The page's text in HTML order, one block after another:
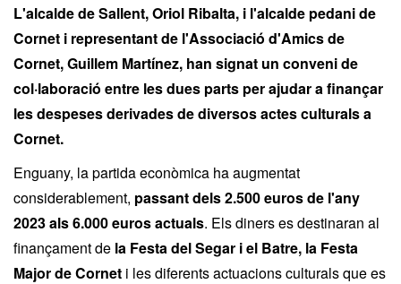
L'alcalde de Sallent, Oriol Ribalta, i l'alcalde pedani de
Cornet i representant de l'Associació d'Amics de
Cornet, Guillem Martínez, han signat un conveni de
col·laboració entre les dues parts per ajudar a finançar
les despeses derivades de diversos actes culturals a
Cornet.
Enguany, la partida econòmica ha augmentat
considerablement, passant dels 2.500 euros de l'any
2023 als6.000 euros actuals. Els diners es destinaran al
finançament de la Festadel Segar i el Batre, la Festa
Major de Cornet i les diferents actuacions culturals que es